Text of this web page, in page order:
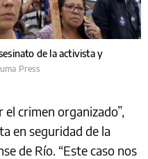
de la activista y
Press
crimen organizado”,
en seguridad de la
de Río. “Este caso nos